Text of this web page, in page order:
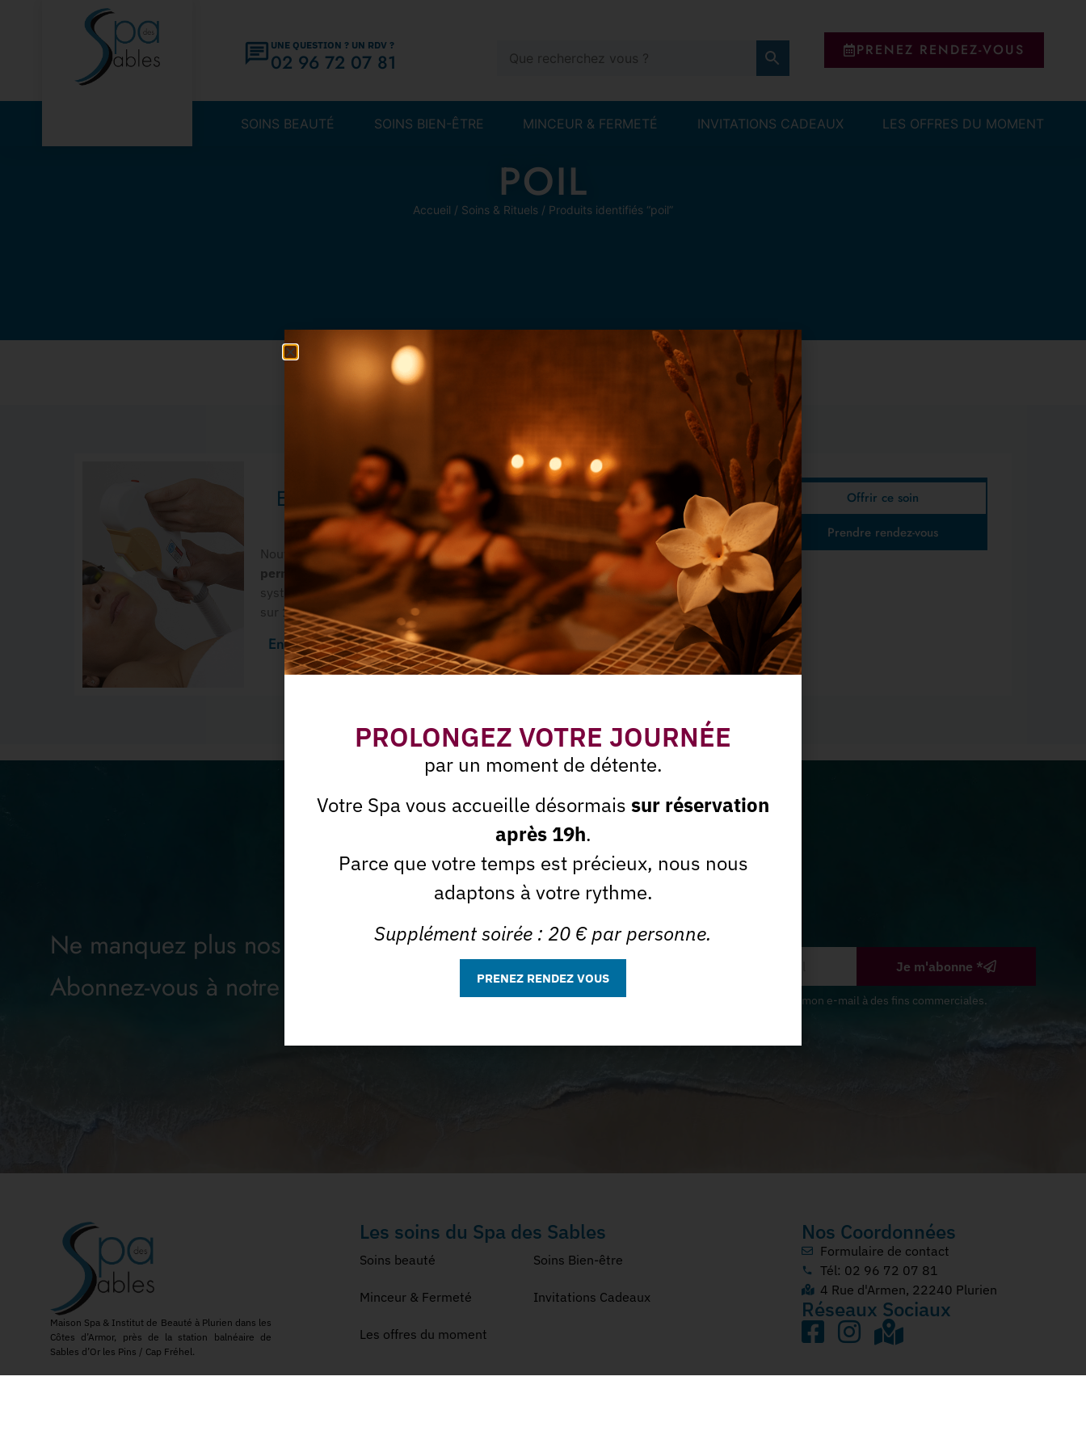
UNE QUESTION ? UN RDV ?
02 96 72 07 81 PRENEZ RENDEZ-VOUS
SOINS BEAUTÉ SOINS BIEN-ÊTRE MINCEUR & FERMETÉ INVITATIONS CADEAUX LES OFFRES DU MOMENT
POIL
Accueil / Soins & Rituels / Produits identifiés “poil”
Epilation Durable & Permanente
Nouveauté 2020 ! Découvrez la Lumière Pulséepour uneépilation durable et
permanentedans le temps ! Dernière génération avec traitement en rafale et
système de froid pour une épilation
en douceur… cure de 5 à 8 séances réparties
sur 12 à 18 mois. Notre appareil
En savoir plus
Offrir ce soin
Prendre rendez-vous
Ne manquez plus nos offres du moment
Abonnez-vous à notre Newsletter
J'accepte que la Spa des Sables utilise mon e-mail à des fins commerciales.
Je m'abonne *
Maison Spa & Institut de Beauté à Plurien dans les
Côtes d’Armor, près de la station balnéaire de
Sables d’Or les Pins / Cap Fréhel.
Les soins du Spa des Sables
Soins beauté Soins Bien-être
Minceur & Fermeté Invitations Cadeaux
Les offres du moment
Nos Coordonnées
Formulaire de contact
Tél: 02 96 72 07 81
4 Rue d'Armen, 22240 Plurien
Réseaux Sociaux
PROLONGEZ VOTRE JOURNÉE
par un moment de détente.
Votre Spa vous accueille désormais sur réservation
après 19h.
Parce que votre temps est précieux, nous nous
adaptons à votre rythme.
Supplément soirée : 20 € par personne.
PRENEZ RENDEZ VOUS